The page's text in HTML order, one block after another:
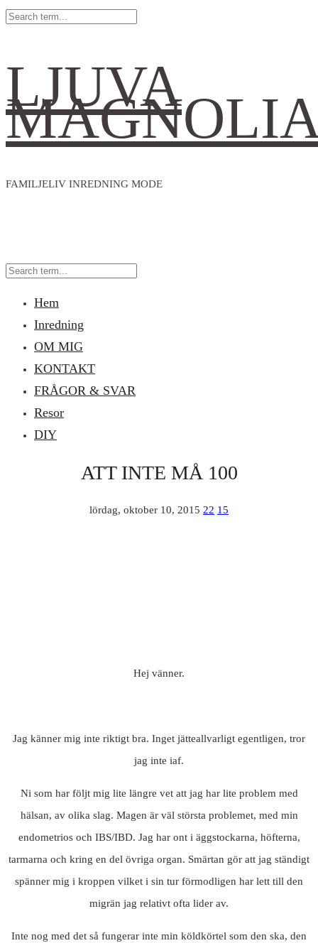
LJUVA
FAMILJELIV INREDNING MODE
Hem
Inredning
OM MIG
KONTAKT
FRÅGOR & SVAR
Resor
DIY
ATT INTE MÅ 100
lördag, oktober 10, 2015 22 15
Hej vänner.
Jag känner mig inte riktigt bra. Inget jätteallvarligt egentligen, tror
jag inte iaf.
Ni som har följt mig lite längre vet att jag har lite problem med
hälsan, av olika slag. Magen är väl största problemet, med min
endometrios och IBS/IBD. Jag har ont i äggstockarna, höfterna,
tarmarna och kring en del övriga organ. Smärtan gör att jag ständigt
spänner mig i kroppen vilket i sin tur förmodligen har lett till den
migrän jag relativt ofta lider av.
Inte nog med det så fungerar inte min köldkörtel som den ska, den